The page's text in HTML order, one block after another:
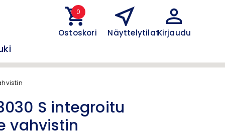
Ostoskori
0
NäyttelytilatKirjaudu
S integroitu
vahvistin